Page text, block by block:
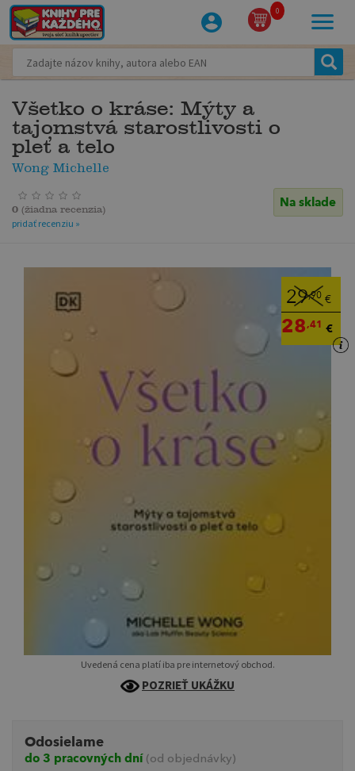
0
Všetko o kráse: Mýty a
tajomstvá starostlivosti o
pleť a telo
Wong Michelle
Na sklade
0 (žiadna recenzia)
pridať recenziu »
29,90 €
28,41 €
Uvedená cena platí iba pre internetový obchod.
POZRIEŤ UKÁŽKU
Odosielame
do 3 pracovných dní (od objednávky)